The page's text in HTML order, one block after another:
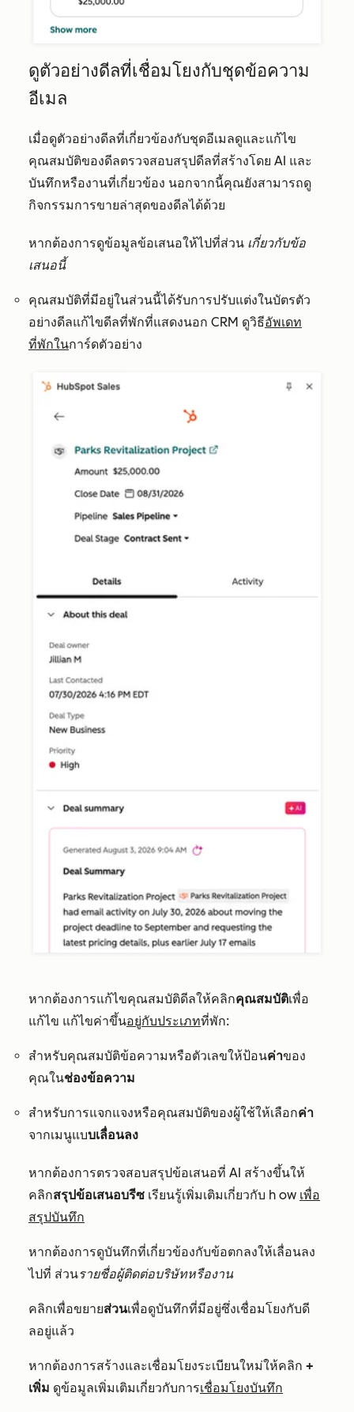
ดูตัวอย่างดีลที่เชื่อมโยงกับชุดข้อความ
อีเมล
เมื่อดูตัวอย่างดีลที่เกี่ยวข้องกับชุดอีเมลดูและแก้ไข
คุณสมบัติของดีลตรวจสอบสรุปดีลที่สร้างโดย AI และ
บันทึกหรืองานที่เกี่ยวข้อง นอกจากนี้คุณยังสามารถดู
กิจกรรมการขายล่าสุดของดีลได้ด้วย
หากต้องการดูข้อมูลข้อเสนอให้ไปที่ส่วน เกี่ยวกับข้อ
เสนอนี้
คุณสมบัติที่มีอยู่ในส่วนนี้ได้รับการปรับแต่งในบัตรตัว
อย่างดีลแก้ไขดีลที่พักที่แสดงนอก CRM ดูวิธีอัพเดท
ที่พักในการ์ดตัวอย่าง
หากต้องการแก้ไขคุณสมบัติดีลให้คลิกคุณสมบัติเพื่อ
แก้ไข แก้ไขค่าขึ้นอยู่กับประเภทที่พัก:
สำหรับคุณสมบัติข้อความหรือตัวเลขให้ป้อนค่าของ
คุณในช่องข้อความ
สำหรับการแจกแจงหรือคุณสมบัติของผู้ใช้ให้เลือกค่า
จากเมนูแบบเลื่อนลง
หากต้องการตรวจสอบสรุปข้อเสนอที่ AI สร้างขึ้นให้
คลิกสรุปข้อเสนอบรีซ เรียนรู้เพิ่มเติมเกี่ยวกับ h ow เพื่อ
สรุปบันทึก
หากต้องการดูบันทึกที่เกี่ยวข้องกับข้อตกลงให้เลื่อนลง
ไปที่ ส่วนรายชื่อผู้ติดต่อบริษัทหรืองาน
คลิกเพื่อขยายส่วนเพื่อดูบันทึกที่มีอยู่ซึ่งเชื่อมโยงกับดี
ลอยู่แล้ว
หากต้องการสร้างและเชื่อมโยงระเบียนใหม่ให้คลิก +
เพิ่ม ดูข้อมูลเพิ่มเติมเกี่ยวกับการเชื่อมโยงบันทึก